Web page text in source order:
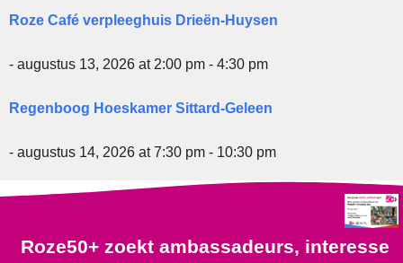
Roze Café verpleeghuis Drieën-Huysen
- augustus 13, 2026 at 2:00 pm - 4:30 pm
Regenboog Hoeskamer Sittard-Geleen
- augustus 14, 2026 at 7:30 pm - 10:30 pm
Roze50+ zoekt ambassadeurs, interesse